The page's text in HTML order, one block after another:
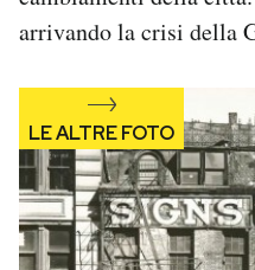
arrivando la crisi della